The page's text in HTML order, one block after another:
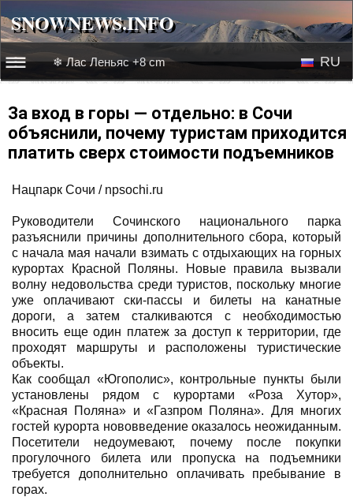
SNOWNEWS.INFO
☰☰
Веб-камеры
❄ Лас Леньяс +8 cm RU
За вход в горы — отдельно: в Сочи
объяснили, почему туристам приходится
платить сверх стоимости подъемников
Нацпарк Сочи / npsochi.ru
Руководители Сочинского национального парка
разъяснили причины дополнительного сбора, который
с начала мая начали взимать с отдыхающих на горных
курортах Красной Поляны. Новые правила вызвали
волну недовольства среди туристов, поскольку многие
уже оплачивают ски-пассы и билеты на канатные
дороги, а затем сталкиваются с необходимостью
вносить еще один платеж за доступ к территории, где
проходят маршруты и расположены туристические
объекты.
Как сообщал «Югополис», контрольные пункты были
установлены рядом с курортами «Роза Хутор»,
«Красная Поляна» и «Газпром Поляна». Для многих
гостей курорта нововведение оказалось неожиданным.
Посетители недоумевают, почему после покупки
прогулочного билета или пропуска на подъемники
требуется дополнительно оплачивать пребывание в
горах.